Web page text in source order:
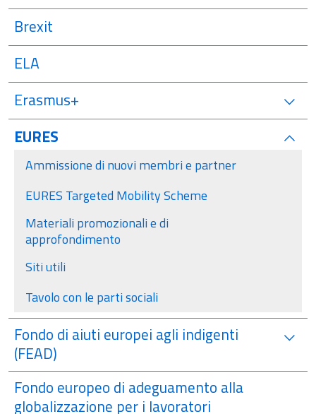
Brexit
ELA
Erasmus+
EURES
Ammissione di nuovi membri e partner
EURES Targeted Mobility Scheme
Materiali promozionali e di
approfondimento
Siti utili
Tavolo con le parti sociali
Fondo di aiuti europei agli indigenti
(FEAD)
Fondo europeo di adeguamento alla
globalizzazione per i lavoratori